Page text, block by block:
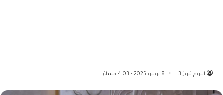
اليوم نيوز 3 8 يوليو 2025 - 4:03 مساءً